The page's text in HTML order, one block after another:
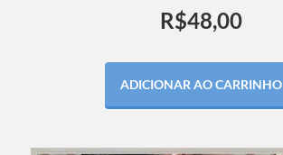
R$48,00
ADICIONAR AO CARRINHO